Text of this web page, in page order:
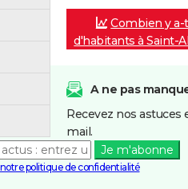
Combien y a-
d'habitants à Saint-
A ne pas
Recevez nos
mail.
Je m'abonne
politique de confidentialité